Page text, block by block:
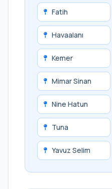
Fatih
Havaalanı
Kemer
Mimar Sinan
Nine Hatun
Tuna
Yavuz Selim